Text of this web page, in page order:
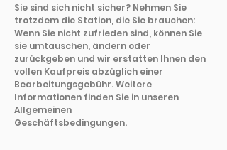
Sie sind sich nicht sicher? Nehmen Sie
trotzdem die Station, die Sie brauchen:
Wenn Sie nicht zufrieden sind, können Sie
sie umtauschen, ändern oder
zurückgeben und wir erstatten Ihnen den
vollen Kaufpreis abzüglich einer
Bearbeitungsgebühr. Weitere
Informationen finden Sie in unseren
Allgemeinen
Geschäftsbedingungen.